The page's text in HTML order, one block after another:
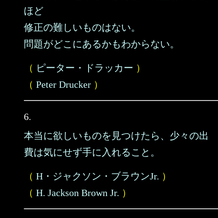
ほど
修正の難しいものはない。
問題がどこにあるかもわからない。
（ ピーター・ドラッカー ）
（ Peter Drucker ）
6.
本当に欲しいものを見つけたら、少々の出
費は気にせず手に入れること。
（ H・ジャクソン・ブラウンJr. ）
（ H. Jackson Brown Jr. ）